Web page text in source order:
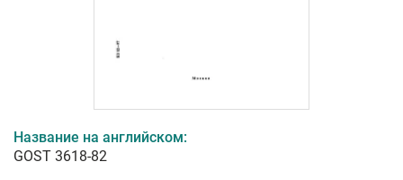
Название на английском:
GOST 3618-82